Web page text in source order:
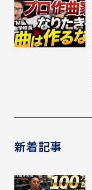
新着記事